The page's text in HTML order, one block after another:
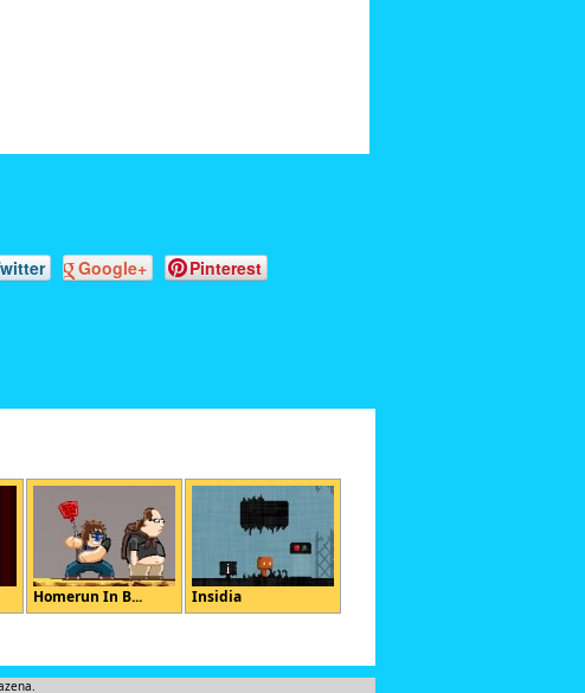
Google+ Pinterest
Homerun In B... Insidia